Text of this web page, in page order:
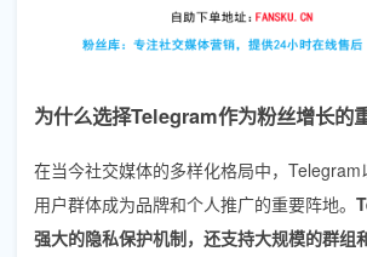
为什么选择Telegram作为粉丝增长的
在当今社交媒体的多样化格局中，Telegram
用户群体成为品牌和个人推广的重要阵地。
强大的隐私保护机制，还支持大规模的群组